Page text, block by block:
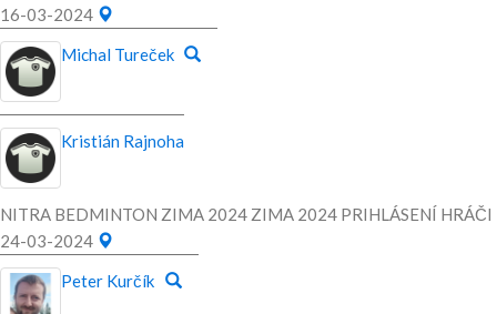
16-03-2024
Michal Tureček
Kristián Rajnoha
NITRA BEDMINTON ZIMA 2024 ZIMA 2024 PRIHLÁSENÍ HRÁČI
24-03-2024
Peter Kurčík